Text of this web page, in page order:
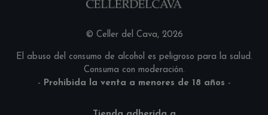
© Celler del Cava, 2026
El abuso del consumo de alcohol es peligroso para la salud.
Consuma con moderación.
- Prohibida la venta a menores de 18 años -